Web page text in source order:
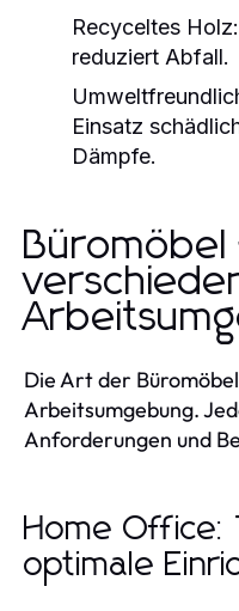
Recyceltes Holz:
reduziert Abfall.
Einsatz
Dämpfe.
Büromöbel
Die Art der
Arbeitsumgebung.
Anforderungen und
Home Office:
optimale